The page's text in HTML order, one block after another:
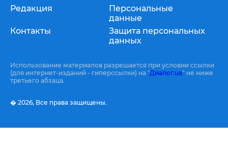
Редакция
Контакты
Персональные
данные
Защита персональных
данных
Использование материалов разрешается при условии ссылки
(для интернет-изданий - гиперссылки) на "Диалог.ua" не ниже
третьего абзаца.
� 2026, Все права защищены.